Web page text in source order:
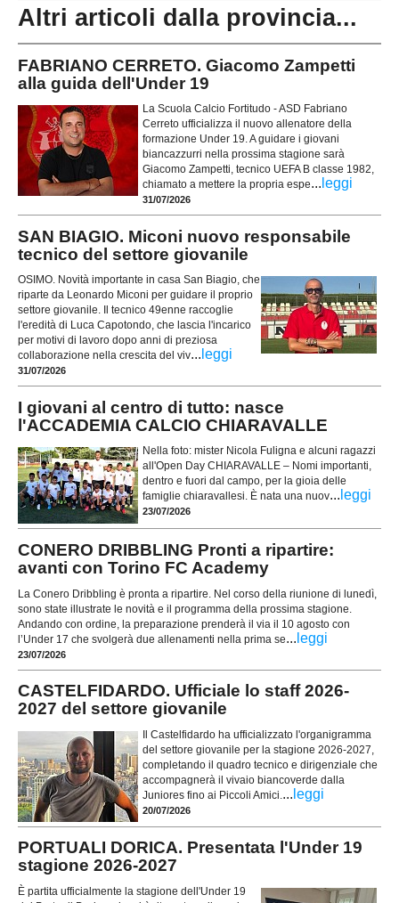
Altri articoli dalla provincia...
FABRIANO CERRETO. Giacomo Zampetti
alla guida dell'Under 19
La Scuola Calcio Fortitudo - ASD Fabriano
Cerreto ufficializza il nuovo allenatore della
formazione Under 19. A guidare i giovani
biancazzurri nella prossima stagione sarà
Giacomo Zampetti, tecnico UEFA B classe 1982,
chiamato a mettere la propria espe... leggi
31/07/2026
SAN BIAGIO. Miconi nuovo responsabile
tecnico del settore giovanile
OSIMO. Novità importante in casa San Biagio, che
riparte da Leonardo Miconi per guidare il proprio
settore giovanile. Il tecnico 49enne raccoglie
l'eredità di Luca Capotondo, che lascia l'incarico
per motivi di lavoro dopo anni di preziosa
collaborazione nella crescita del viv... leggi
31/07/2026
I giovani al centro di tutto: nasce
l'ACCADEMIA CALCIO CHIARAVALLE
Nella foto: mister Nicola Fuligna e alcuni ragazzi
all'Open Day CHIARAVALLE – Nomi importanti,
dentro e fuori dal campo, per la gioia delle
famiglie chiaravallesi. È nata una nuov... leggi
23/07/2026
CONERO DRIBBLING Pronti a ripartire:
avanti con Torino FC Academy
La Conero Dribbling è pronta a ripartire. Nel corso della riunione di lunedì,
sono state illustrate le novità e il programma della prossima stagione.
Andando con ordine, la preparazione prenderà il via il 10 agosto con
l’Under 17 che svolgerà due allenamenti nella prima se... leggi
23/07/2026
CASTELFIDARDO. Ufficiale lo staff 2026-
2027 del settore giovanile
Il Castelfidardo ha ufficializzato l'organigramma
del settore giovanile per la stagione 2026-2027,
completando il quadro tecnico e dirigenziale che
accompagnerà il vivaio biancoverde dalla
Juniores fino ai Piccoli Amici. ... leggi
20/07/2026
PORTUALI DORICA. Presentata l'Under 19
stagione 2026-2027
È partita ufficialmente la stagione dell'Under 19